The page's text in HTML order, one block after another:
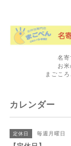
名寄
お
まごこ
カレンダー
定休日 毎週月曜日